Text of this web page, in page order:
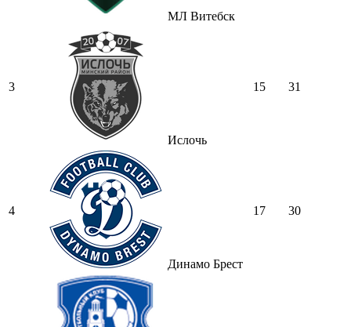
МЛ Витебск
3
Ислочь
15 31
4
Динамо Брест
17 30